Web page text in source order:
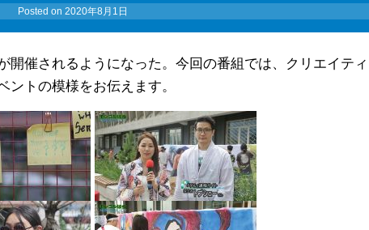
Posted on 2020年8月1日
開催されるようになった。今回の番組では、クリエイティ
ントの模様をお伝えます。